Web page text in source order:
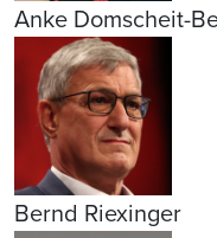
Anke Domscheit-
Bernd Riexinger